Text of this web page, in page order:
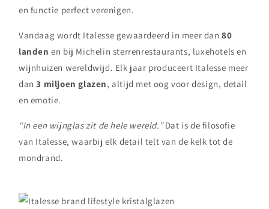
en functie perfect verenigen.
Vandaag wordt Italesse gewaardeerd in meer dan80
landen en bij Michelin sterrenrestaurants, luxehotels en
wijnhuizen wereldwijd. Elk jaar produceert Italesse meer
dan3 miljoen glazen, altijd met oog voor design, detail
en emotie.
“In een wijnglas zit de hele wereld.”Dat is de filosofie
van Italesse, waarbij elk detail telt van de kelk tot de
mondrand.